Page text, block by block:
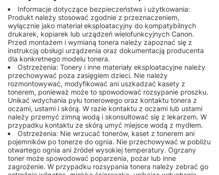
Informacje dotyczące bezpieczeństwa i użytkowania:
Produkt należy stosować zgodnie z przeznaczeniem,
wyłącznie jako materiał eksploatacyjny do kompatybilnych
drukarek, kopiarek lub urządzeń wielofunkcyjnych Canon.
Przed montażem i wymianą tonera należy zapoznać się z
instrukcją obsługi urządzenia oraz dokumentacją producenta
dla konkretnego modelu tonera.
Ostrzeżenia: Tonery i inne materiały eksploatacyjne należy
przechowywać poza zasięgiem dzieci. Nie należy
rozmontowywać, modyfikować ani uszkadzać kasety z
tonerem, ponieważ może to spowodować rozsypanie proszku.
Unikać wdychania pyłu tonerowego oraz kontaktu tonera z
oczami, ustami i skórą. W razie kontaktu z oczami lub ustami
należy przemyć zimną wodą i skonsultować się z lekarzem. W
przypadku kontaktu ze skórą umyć miejsce wodą z mydłem.
Ostrzeżenia: Nie wrzucać tonerów, kaset z tonerem ani
pojemników po tonerze do ognia. Nie przechowywać w pobliżu
otwartego ognia ani źródeł wysokiej temperatury. Ogrzany
toner może spowodować poparzenia, pożar lub inne
zagrożenie. W przypadku rozsypania tonera należy zebrać go